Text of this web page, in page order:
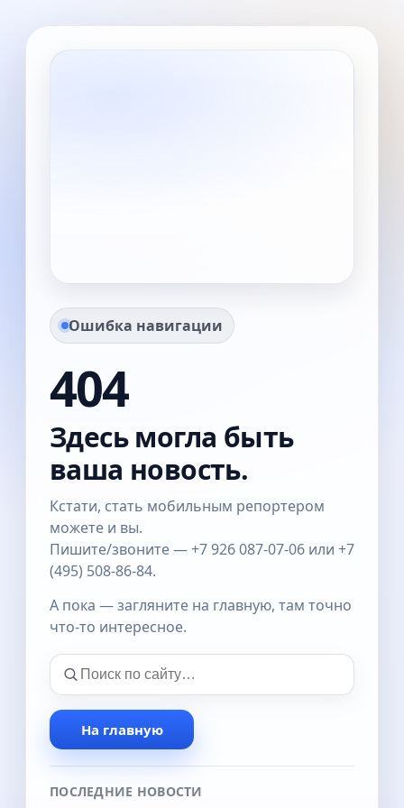
Ошибка навигации
404
Здесь могла быть
ваша новость.
Кстати, стать мобильным репортером
можете и вы.
Пишите/звоните — +7 926 087-07-06 или +7
(495) 508-86-84.
А пока — загляните на главную, там точно
что-то интересное.
На главную
ПОСЛЕДНИЕ НОВОСТИ